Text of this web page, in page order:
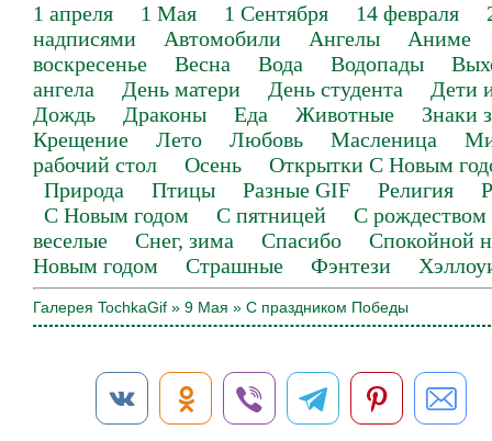
1 апреля 1 Мая 1 Сентября 14 февраля
надписями
Автомобили Ангелы
Аниме
воскресенье
Весна Вода Водопады
ангела
День матери День студента
Дети
Дождь
Драконы Еда Животные
Знаки
Крещение
Лето Любовь Масленица
рабочий стол
Осень
Открытки С Новым
Природа
Птицы Разные GIF Религия
С Новым годом
С пятницей
С рождеством
веселые
Снег, зима Спасибо
Спокойной
Новым годом
Страшные Фэнтези
Галерея TochkaGif » 9 Мая » С праздником Победы